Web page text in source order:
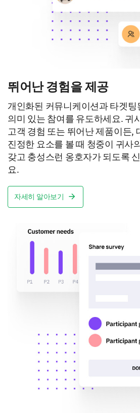
뛰어난 경험을 제공
개인화된 커뮤니케이션과 타겟팅
의미 있는 참여를 유도하세요. 귀
고객 경험 또는 뛰어난 제품이든,
진정한 요소를 볼 때 청중이 귀사
갖고 충성스런 옹호자가 되도록
요.
자세히 알아보기